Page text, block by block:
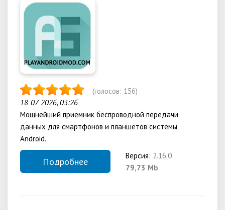
(голосов: 156)
18-07-2026, 03:26
Мощнейший приемник беспроводной передачи
данных для смартфонов и планшетов системы
Android.
Подробнее
Версия: 2.16.0
79,73 Mb